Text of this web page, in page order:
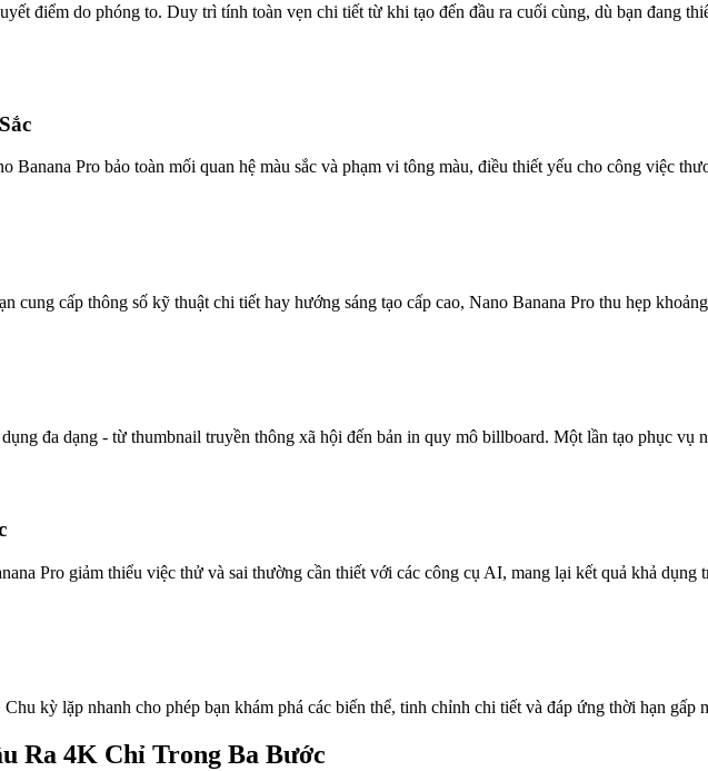
điểm do phóng to. Duy trì tính toàn vẹn chi tiết từ khi tạo đến đầu ra cuối cùng, dù bạn đang
Banana Pro bảo toàn mối quan hệ màu sắc và phạm vi tông màu, điều thiết yếu cho công việc
cung cấp thông số kỹ thuật chi tiết hay hướng sáng tạo cấp cao, Nano Banana Pro thu hẹp
đa dạng - từ thumbnail truyền thông xã hội đến bản in quy mô billboard. Một lần tạo phục vụ
Pro giảm thiểu việc thử và sai thường cần thiết với các công cụ AI, mang lại kết quả khả dụng
kỳ lặp nhanh cho phép bạn khám phá các biến thể, tinh chỉnh chi tiết và đáp ứng thời hạn gấp
Ra 4K Chỉ Trong Ba Bước